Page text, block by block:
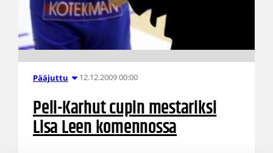
Pääjuttu 12.12.2009 00:00
Peli-Karhut cupin mestariksi
Lisa Leen komennossa